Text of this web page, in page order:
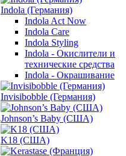
Indola (Германия)
Indola Act Now
Indola Care
Indola Styling
Indola - Окислители и
технические средства
Indola - Окрашивание
Invisibobble (Германия)
Johnson’s Baby (США)
K18 (США)